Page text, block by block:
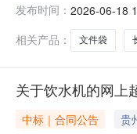
软抄本记事
发布时间： 2026-06-18
相关产品：
文件袋
关于饮水机的网上
中标｜合同公告 贵